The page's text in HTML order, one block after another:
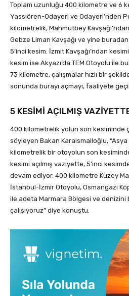
Toplam uzunluğu 400 kilometre ve 6
Yassıören-Odayeri ve Odayeri’nden
kilometrelik, Mahmutbey
Gebze Liman Kavşağı ve yine
5’inci kesim. İzmit Kavşağı’ndan
kesim ise Akyazı’da TEM Otoyolu ile
73 kilometre, çalışmalar hızlı bir
sonunda burayı açmayı, faaliyete
5 KESİMİ AÇILMIŞ
400 kilometrelik yolun son kesiminde
söyleyen Bakan Karaismailoğlu,
kilometrelik bir otoyolun son
kesimi açılmış vaziyette, 5’inci
devam ediyor. 400 kilometre Kuzey
İstanbul-İzmir Otoyolu, Osmangazi
ile adeta Marmara Bölgesi ve denizini
çalışıyoruz” diye konuştu.